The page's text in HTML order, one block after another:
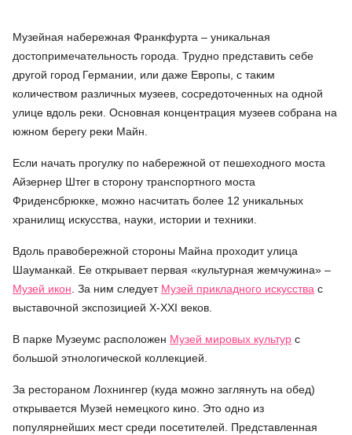
Музейная набережная Франкфурта – уникальная
достопримечательность города. Трудно представить себе
другой город Германии, или даже Европы, с таким
количеством различных музеев, сосредоточенных на одной
улице вдоль реки. Основная концентрация музеев собрана на
южном берегу реки Майн.
Если начать прогулку по набережной от пешеходного моста
Айзернер Штег в сторону транспортного моста
Фриденсбрюкке, можно насчитать более 12 уникальных
хранилищ искусства, науки, истории и техники.
Вдоль правобережной стороны Майна проходит улица
Шауманкай. Ее открывает первая «культурная жемчужина» –
Музей икон . За ним следует Музей прикладного искусства с
выставочной экспозицией X-XXI веков.
В парке Музеумс расположен Музей мировых культур с
большой этнологической коллекцией.
За рестораном Лохнингер (куда можно заглянуть на обед)
открывается Музей немецкого кино. Это одно из
популярнейших мест среди посетителей. Представленная